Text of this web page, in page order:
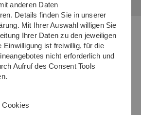
von Wildbienen
kürzer, Weibchen
anderen Daten
Details finden Sie in unserer
Mit Ihrer Auswahl willigen Sie
Ihrer Daten zu den jeweiligen
Einwilligung ist freiwillig, für die
nicht erforderlich und
Aufruf des Consent Tools
Cookies